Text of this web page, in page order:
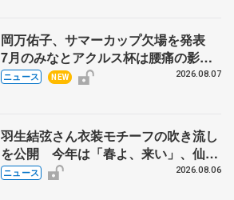
岡万佑子、サマーカップ欠場を発表
7月のみなとアクルス杯は腰痛の影響
で
ニュース NEW 2026.08.07
羽生結弦さん衣装モチーフの吹き流し
を公開 今年は「春よ、来い」、仙台
の瑞鳳殿
ニュース 2026.08.06